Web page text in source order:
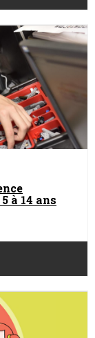
à 14 ans